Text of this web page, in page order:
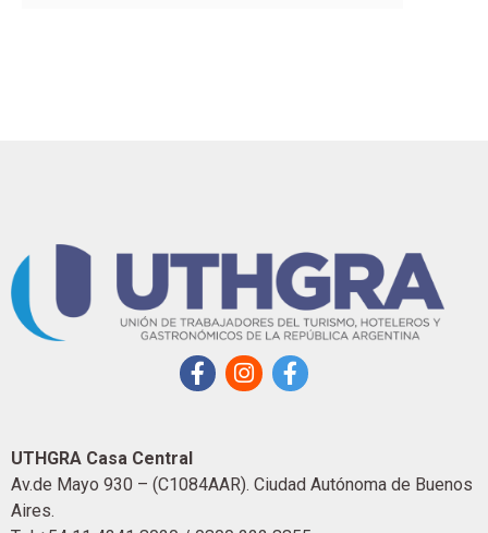
UTHGRA Casa Central
Av.de Mayo 930 – (C1084AAR). Ciudad Autónoma de Buenos
Aires.